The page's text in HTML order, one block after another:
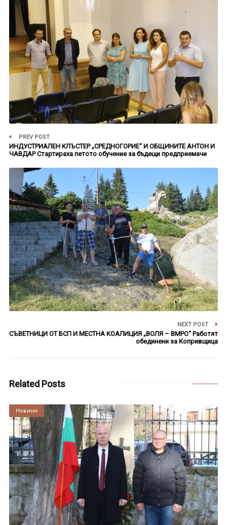
PREV POST
ИНДУСТРИАЛЕН КЛЪСТЕР „СРЕДНОГОРИЕ“ И ОБЩИНИТЕ АНТОН И
ЧАВДАР Стартираха петото обучение за бъдещи предприемачи
NEXT POST
СЪВЕТНИЦИ ОТ БСП И МЕСТНА КОАЛИЦИЯ „ВОЛЯ – ВМРО“ Работят
обединени за Копривщица
Related Posts
Култура
Новини